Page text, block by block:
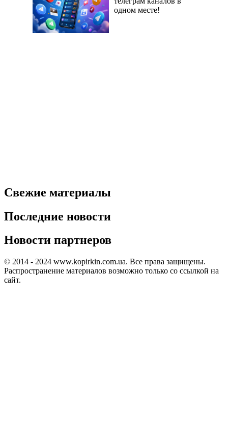
одном месте!
Свежие материалы
Последние новости
Новости партнеров
© 2014 - 2024 www.kopirkin.com.ua. Все права защищены.
Распространение материалов возможно только со ссылкой на
сайт.